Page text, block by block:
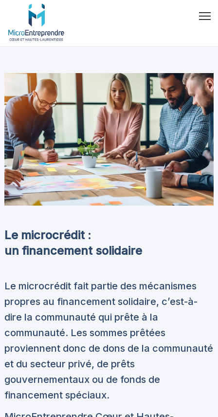
Le microcrédit :
un financement solidaire
Le microcrédit fait partie des mécanismes
propres au financement solidaire, c’est-à-
dire la communauté qui prête à la
communauté. Les sommes prêtées
proviennent donc de dons de la communauté
et du secteur privé, de prêts
gouvernementaux ou de fonds de
financement spéciaux.